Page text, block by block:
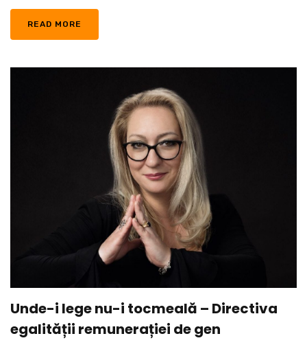
READ MORE
Unde-i lege nu-i tocmeală – Directiva
egalității remunerației de gen